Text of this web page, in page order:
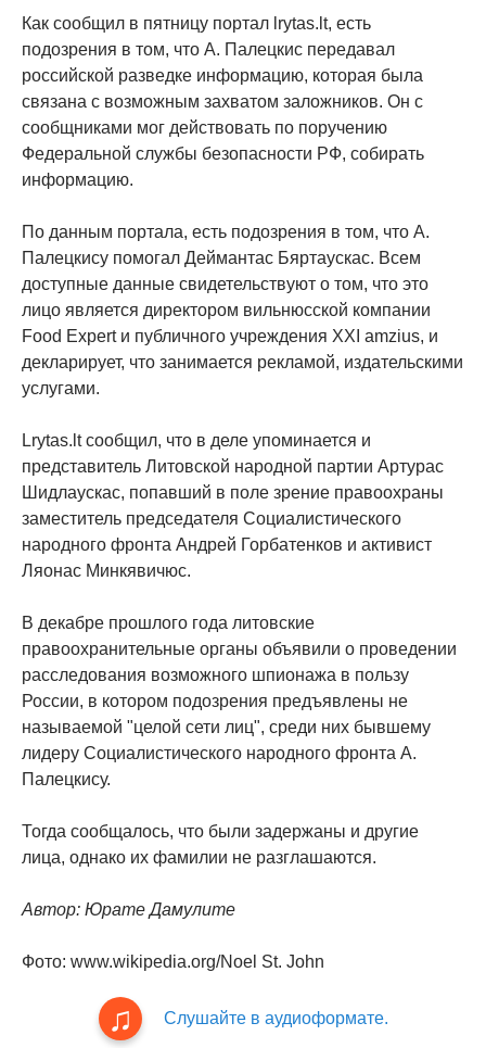
Как сообщил в пятницу портал lrytas.lt, есть
подозрения в том, что А. Палецкис передавал
российской разведке информацию, которая была
связана с возможным захватом заложников. Он с
сообщниками мог действовать по поручению
Федеральной службы безопасности РФ, собирать
информацию.
По данным портала, есть подозрения в том, что А.
Палецкису помогал Деймантас Бяртаускас. Всем
доступные данные свидетельствуют о том, что это
лицо является директором вильнюсской компании
Food Expert и публичного учреждения XXI amzius, и
декларирует, что занимается рекламой, издательскими
услугами.
Lrytas.lt сообщил, что в деле упоминается и
представитель Литовской народной партии Артурас
Шидлаускас, попавший в поле зрение правоохраны
заместитель председателя Социалистического
народного фронта Андрей Горбатенков и активист
Ляонас Минкявичюс.
В декабре прошлого года литовские
правоохранительные органы объявили о проведении
расследования возможного шпионажа в пользу
России, в котором подозрения предъявлены не
называемой "целой сети лиц", среди них бывшему
лидеру Социалистического народного фронта А.
Палецкису.
Тогда сообщалось, что были задержаны и другие
лица, однако их фамилии не разглашаются.
Автор: Юрате Дамулите
Фото: www.wikipedia.org/Noel St. John
Слушайте в аудиоформате.